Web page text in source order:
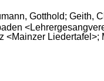
Gotthold; Geith,
<Mainzer Liedertafel>;